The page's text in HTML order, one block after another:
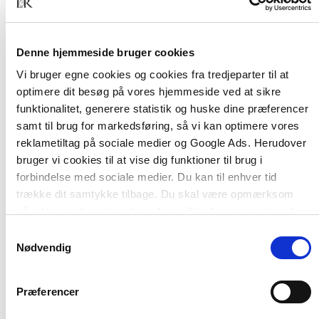
Denne hjemmeside bruger cookies
Vi bruger egne cookies og cookies fra tredjeparter til at
optimere dit besøg på vores hjemmeside ved at sikre
funktionalitet, generere statistik og huske dine præferencer
samt til brug for markedsføring, så vi kan optimere vores
reklametiltag på sociale medier og Google Ads. Herudover
bruger vi cookies til at vise dig funktioner til brug i
forbindelse med sociale medier. Du kan til enhver tid
trække dit samtykke tilbage. Du skal være opmærksom
samtykke.
Nødvendig
Præferencer
Af samme forfatter